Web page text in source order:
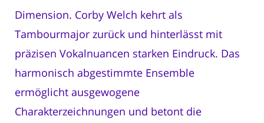
Dimension. Corby Welch kehrt als
Tambourmajor zurück und hinterlässt mit
präzisen Vokalnuancen starken Eindruck. Das
harmonisch abgestimmte Ensemble
ermöglicht ausgewogene
Charakterzeichnungen und betont die